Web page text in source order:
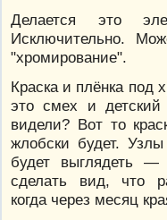
Делается это
Исключительно.
"хромирование".
Краска и плёнка под
это смех и детский
видели? Вот то
жлобски будет.
будет выглядеть —
сделать вид, что
когда через месяц